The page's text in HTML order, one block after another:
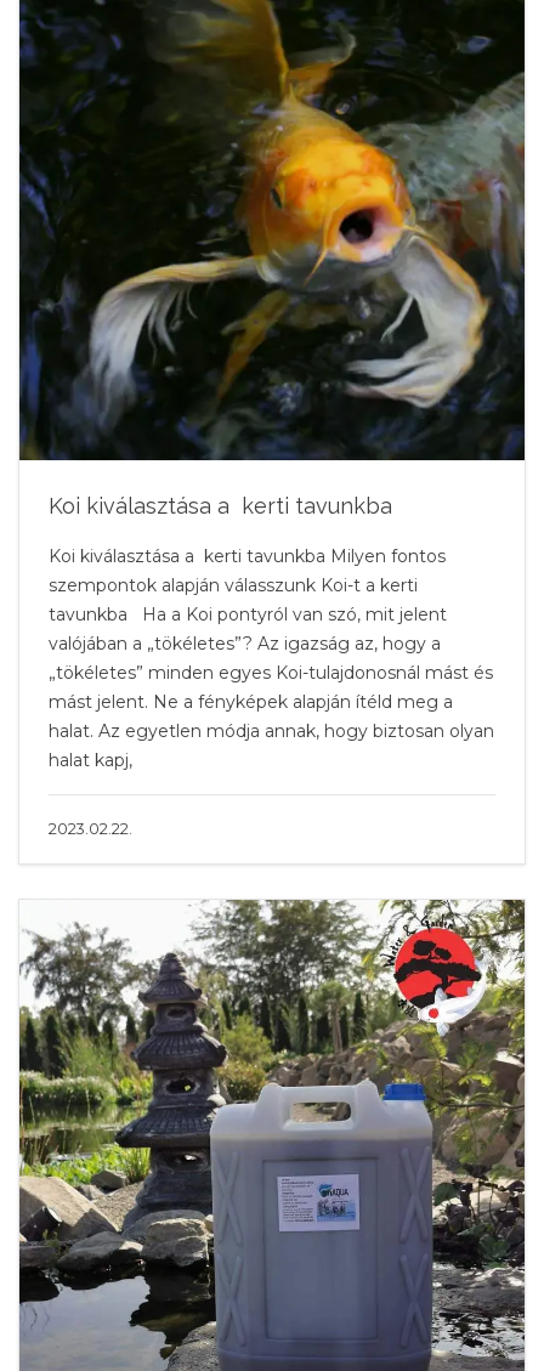
Koi kiválasztása a kerti tavunkba
Koi kiválasztása a kerti tavunkba Milyen fontos
szempontok alapján válasszunk Koi-t a kerti
tavunkba Ha a Koi pontyról van szó, mit jelent
valójában a „tökéletes”? Az igazság az, hogy a
„tökéletes” minden egyes Koi-tulajdonosnál mást és
mást jelent. Ne a fényképek alapján ítéld meg a
halat. Az egyetlen módja annak, hogy biztosan olyan
halat kapj,
2023.02.22.